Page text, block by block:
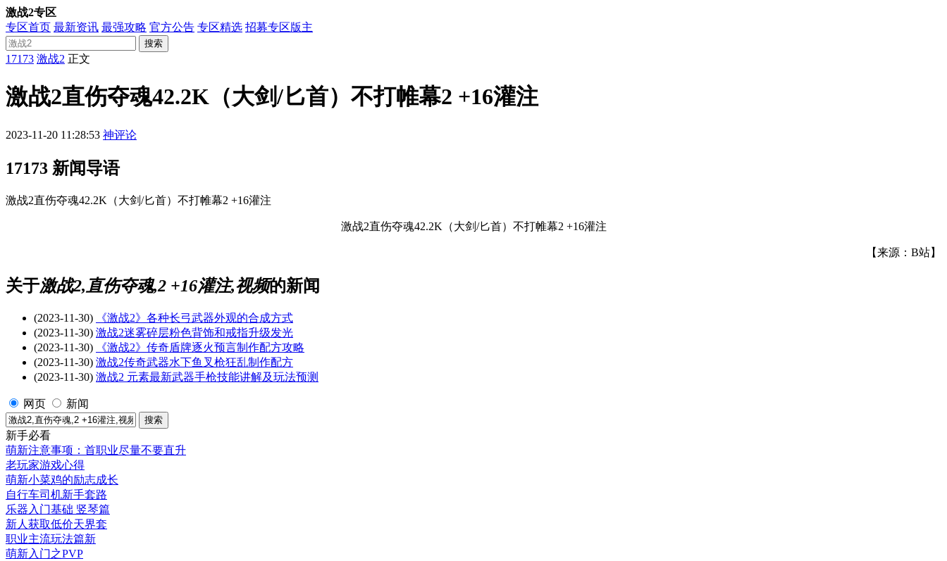
激战2专区
专区首页 最新资讯 最强攻略 官方公告 专区精选 招募专区版主
搜索
17173 激战2 正文
激战2直伤夺魂42.2K（大剑/匕首）不打帷幕2 +16灌注
2023-11-20 11:28:53 神评论
17173 新闻导语
激战2直伤夺魂42.2K（大剑/匕首）不打帷幕2 +16灌注
激战2直伤夺魂42.2K（大剑/匕首）不打帷幕2 +16灌注
【来源：B站】
关于激战2,直伤夺魂,2 +16灌注,视频的新闻
(2023-11-30)
《激战2》各种长弓武器外观的合成方式
(2023-11-30) 激战2迷雾碎层粉色背饰和戒指升级发光
(2023-11-30)
《激战2》传奇盾牌逐火预言制作配方攻略
(2023-11-30) 激战2传奇武器水下鱼叉枪狂乱制作配方
(2023-11-30) 激战2 元素最新武器手枪技能讲解及玩法预测
网页 新闻
新手必看
萌新注意事项：首职业尽量不要直升
老玩家游戏心得
萌新小菜鸡的励志成长
自行车司机新手套路
乐器入门基础 竖琴篇
新人获取低价天界套
职业主流玩法篇新
萌新入门之PVP